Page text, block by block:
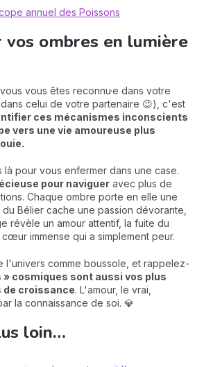
annuel des Poissons
vos ombres en lumière
vous êtes reconnu·e dans votre
celui de votre partenaire 😉), c'est
ces mécanismes inconscients
vers une vie amoureuse plus
pour vous enfermer dans une case.
pour naviguer avec plus de
Chaque ombre porte en elle une
Bélier cache une passion dévorante,
révèle un amour attentif, la fuite du
immense qui a simplement peur.
l'univers comme boussole, et rappelez-
» cosmiques sont aussi vos plus
de croissance. L'amour, le vrai,
la connaissance de soi. 💎
loin…